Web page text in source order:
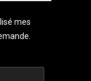
mes